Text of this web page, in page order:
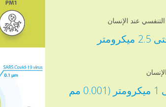
عند الإنسان
، كل الجسيمات حتى 2.5 ميكرومتر
الإنسان
، كل الجسيمات حتى 1 ميكرومتر (0.001 مم